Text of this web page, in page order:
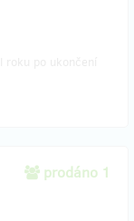
prodáno 1